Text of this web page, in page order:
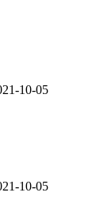
10-05
10-05